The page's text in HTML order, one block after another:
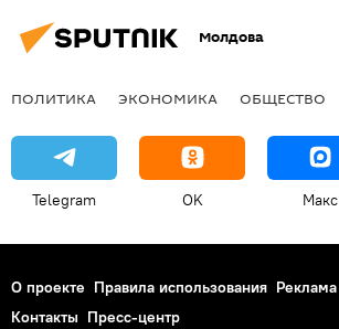
Молдова
ПОЛИТИКА ЭКОНОМИКА ОБЩЕСТВО
Telegram OK Макс
О проекте Правила использования Реклама
Контакты Пресс-центр